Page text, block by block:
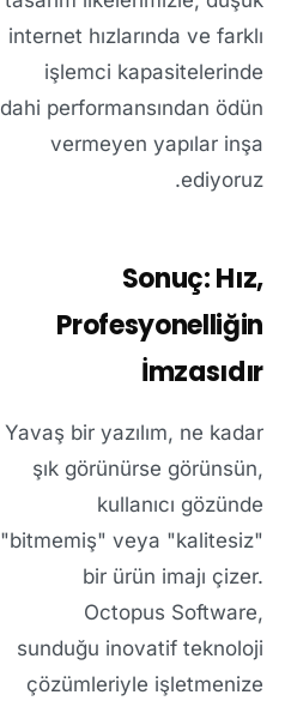
internet hızlarında ve farklı
işlemci kapasitelerinde
dahi performansından ödün
vermeyen yapılar inşa
ediyoruz.
Sonuç: Hız,
Profesyonelliğin
İmzasıdır
Yavaş bir yazılım, ne kadar
şık görünürse görünsün,
kullanıcı gözünde
"bitmemiş" veya "kalitesiz"
bir ürün imajı çizer.
Octopus Software,
sunduğu inovatif teknoloji
çözümleriyle işletmenize